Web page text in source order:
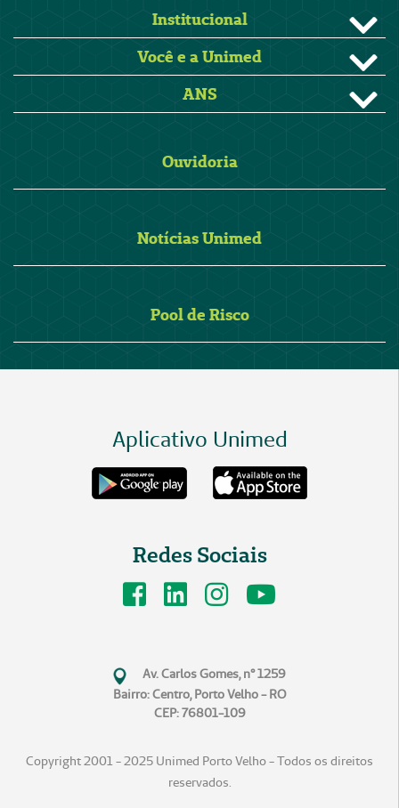
Institucional
Você e a Unimed
ANS
Ouvidoria
Notícias Unimed
Pool de Risco
Aplicativo Unimed
Redes Sociais
Av. Carlos Gomes, n° 1259
Bairro: Centro, Porto Velho - RO
CEP: 76801-109
Copyright 2001 - 2025 Unimed Porto Velho - Todos os direitos
reservados.